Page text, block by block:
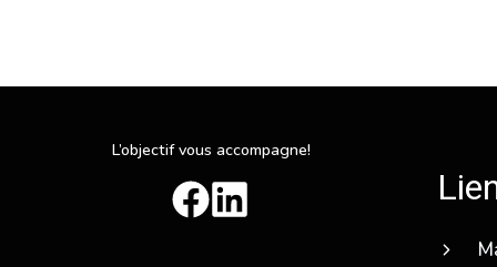
L’objectif vous accompagne!